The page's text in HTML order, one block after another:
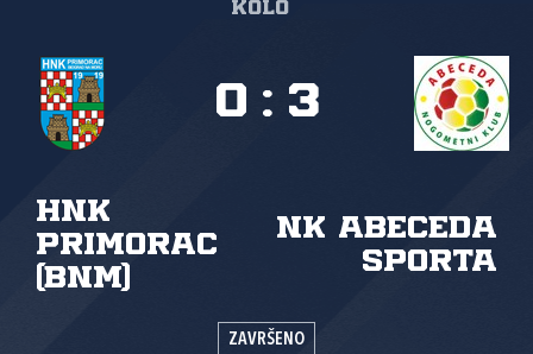
kolo
HNK
Primorac
(BNM)
NK Abeceda
sporta
0 : 3
ZAVRŠENO